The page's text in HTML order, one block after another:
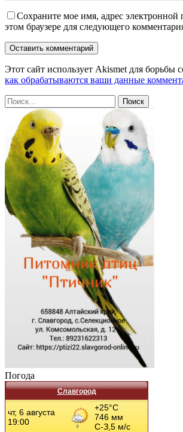
Сохраните мое имя, адрес электронной
этом браузере для следующего
Этот сайт использует Akismet для борьбы
как обрабатываются ваши данные
Погода
Славгород